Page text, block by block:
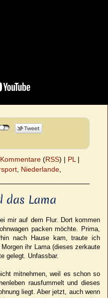
Kommentare (RSS) | PL |
Niederlande
das Lama
mir auf dem Flur. Dort kommen
packen möchte. Prima,
nach Hause kam, traute ich
ihr Lama (dieses zerkaute
gelegt. Unfassbar.
mitnehmen, weil es schon so
rausfummelt und dieses
liegt. Aber jetzt, auch wenn